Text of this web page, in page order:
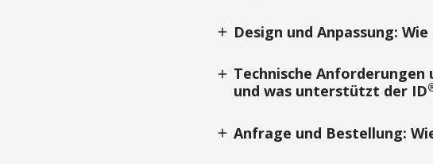
add Design und Anpassung:
add Technische
und was unterstützt der ID
add Anfrage und Bestellung: